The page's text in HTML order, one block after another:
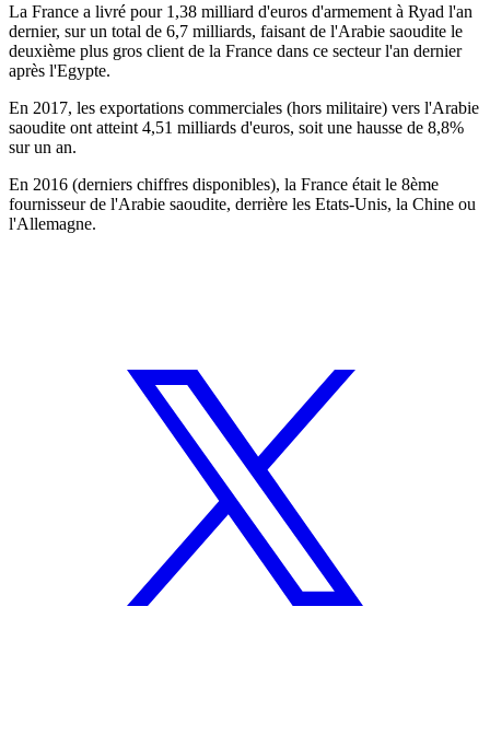
La France a livré pour 1,38 milliard d'euros d'armement à Ryad l'an
dernier, sur un total de 6,7 milliards, faisant de l'Arabie saoudite le
deuxième plus gros client de la France dans ce secteur l'an dernier
après l'Egypte.
En 2017, les exportations commerciales (hors militaire) vers l'Arabie
saoudite ont atteint 4,51 milliards d'euros, soit une hausse de 8,8%
sur un an.
En 2016 (derniers chiffres disponibles), la France était le 8ème
fournisseur de l'Arabie saoudite, derrière les Etats-Unis, la Chine ou
l'Allemagne.